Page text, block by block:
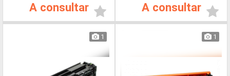
A consultar A consultar
1 1